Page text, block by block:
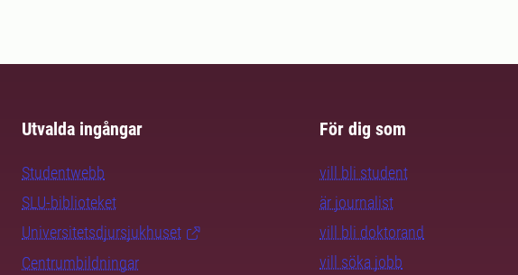
Utvalda ingångar
Studentwebb
SLU-biblioteket
Universitetsdjursjukhuset
Centrumbildningar
För dig som
vill bli student
är journalist
vill bli doktorand
vill söka jobb